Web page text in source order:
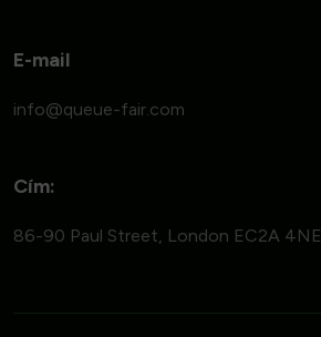
E-mail
Cím:
86-90 Paul Street, London EC2A 4NE